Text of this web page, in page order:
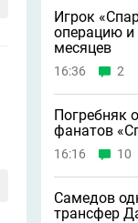
Игрок
операцию и
месяцев
16:36 2
Погребняк
фанатов
16:16 10
Самедов
трансфер